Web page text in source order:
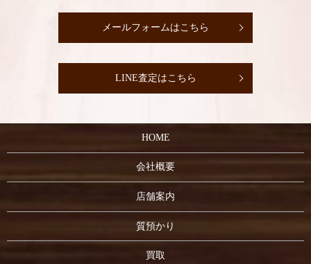
メールフォームはこちら
LINE査定はこちら
HOME
会社概要
店舗案内
質預かり
買取